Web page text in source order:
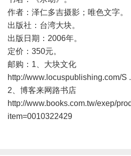
作者：泽仁多吉摄影；唯色文字。
出版社：台湾大块。
出版日期：2006年。
定价：350元。
邮购：1、大块文化
http://www.locuspublishing.com/S
2、博客来网路书店
http://www.books.com.tw/exep/
item=0010322429